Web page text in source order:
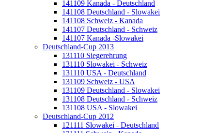
141109 Kanada - Deutschland
141108 Deutschland - Slowakei
141108 Schweiz - Kanada
141107 Deutschland - Schweiz
141107 Kanada -Slowakei
Deutschland-Cup 2013
131110 Siegerehrung
131110 Slowakei - Schweiz
131110 USA - Deutschland
131109 Schweiz - USA
131109 Deutschland - Slowakei
131108 Deutschland - Schweiz
131108 USA - Slowakei
Deutschland-Cup 2012
121111 Slowakei - Deutschland